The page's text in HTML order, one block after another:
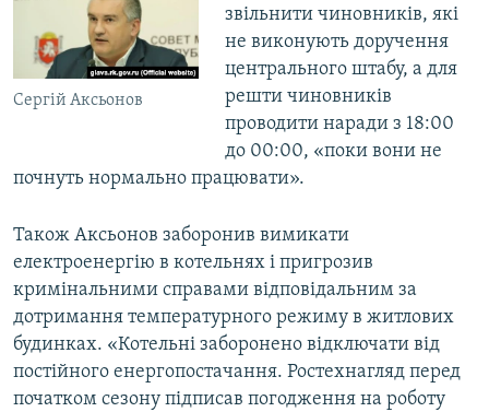
Сергій Аксьонов
звільнити чиновників, які
не виконують доручення
центрального штабу, а для
решти чиновників
проводити наради з 18:00
до 00:00, «поки вони не
почнуть нормально працювати».
Також Аксьонов заборонив вимикати
електроенергію в котельнях і пригрозив
кримінальними справами відповідальним за
дотримання температурного режиму в житлових
будинках. «Котельні заборонено відключати від
постійного енергопостачання. Ростехнагляд перед
початком сезону підписав погодження на роботу